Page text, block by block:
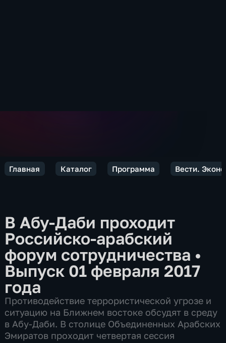
Главная Каталог Программа Вести.
В Абу-Даби проходит
Российско-арабский
форум сотрудничества •
Выпуск 01 февраля 2017
года
Противодействие террористической угрозе и
ситуацию на Ближнем востоке обсудят в среду
в Абу-Даби. В столице Объединенных Арабских
Эмиратов проходит четвертая сессия